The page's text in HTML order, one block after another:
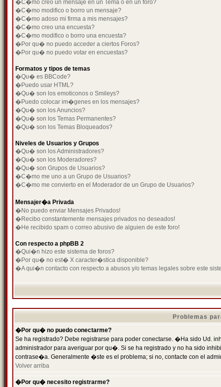
�C�mo creo un mensaje en un Tema o en un foro?
�C�mo modifico o borro un mensaje?
�C�mo adoso mi firma a mis mensajes?
�C�mo creo una encuesta?
�C�mo modifico o borro una encuesta?
�Por qu� no puedo acceder a ciertos Foros?
�Por qu� no puedo votar en encuestas?
Formatos y tipos de temas
�Qu� es BBCode?
�Puedo usar HTML?
�Qu� son los emoticonos o Smileys?
�Puedo colocar im�genes en los mensajes?
�Qu� son los Anuncios?
�Qu� son los Temas Permanentes?
�Qu� son los Temas Bloqueados?
Niveles de Usuarios y Grupos
�Qu� son los Administradores?
�Qu� son los Moderadores?
�Qu� son Grupos de Usuarios?
�C�mo me uno a un Grupo de Usuarios?
�C�mo me convierto en el Moderador de un Grupo de Usuarios?
Mensajer�a Privada
�No puedo enviar Mensajes Privados!
�Recibo constantemente mensajes privados no deseados!
�He recibido spam o correo abusivo de alguien de este foro!
Con respecto a phpBB 2
�Qui�n hizo este sistema de foros?
�Por qu� no est� X caracter�stica disponible?
�A qui�n contacto con respecto a abusos y/o temas legales sobre este
Problemas
�Por qu� no puedo conectarme?
Se ha registrado? Debe registrarse para poder conectarse. �Ha sido Ud.
administrador para averiguar por qu�. Si se ha registrado y no ha sido
contrase�a. Generalmente �ste es el problema; si no, contacte con el
Volver arriba
�Por qu� necesito registrarme?